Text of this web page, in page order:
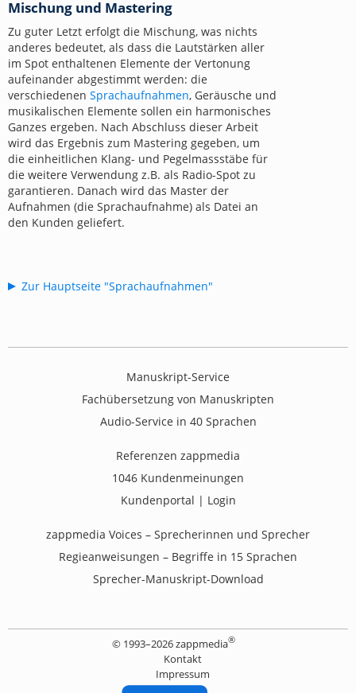
Mischung und Mastering
Zu guter Letzt erfolgt die Mischung, was nichts
anderes bedeutet, als dass die Lautstärken aller
im Spot enthaltenen Elemente der Vertonung
aufeinander abgestimmt werden: die
verschiedenen Sprachaufnahmen, Geräusche und
musikalischen Elemente sollen ein harmonisches
Ganzes ergeben. Nach Abschluss dieser Arbeit
wird das Ergebnis zum Mastering gegeben, um
die einheitlichen Klang- und Pegelmassstäbe für
die weitere Verwendung z.B. als Radio-Spot zu
garantieren. Danach wird das Master der
Aufnahmen (die Sprachaufnahme) als Datei an
den Kunden geliefert.
Zur Hauptseite "Sprachaufnahmen"
Manuskript-Service
Fachübersetzung von Manuskripten
Audio-Service in 40 Sprachen
Referenzen zappmedia
1046 Kundenmeinungen
Kundenportal | Login
zappmedia Voices – Sprecherinnen und Sprecher
Regieanweisungen – Begriffe in 15 Sprachen
Sprecher-Manuskript-Download
© 1993–2026 zappmedia®
Kontakt
Impressum
News